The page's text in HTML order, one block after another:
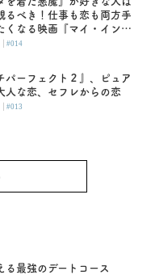
るべき！仕事も恋も両方手
くなる映画『マイ・インタ
|#014
パーフェクト２』、ピュア
人な恋、セフレからの恋
|#013
る最強のデートコース